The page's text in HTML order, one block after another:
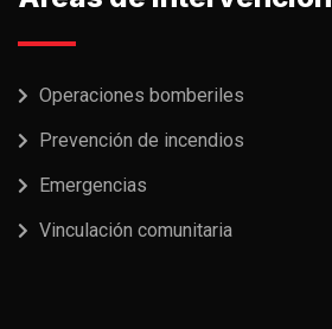
Operaciones bomberiles
Prevención de incendios
Emergencias
Vinculación comunitaria